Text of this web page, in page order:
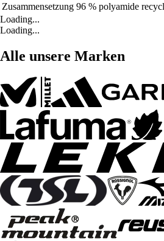
Zusammensetzung 96 % polyamide
Loading...
Loading...
Alle unsere Marken